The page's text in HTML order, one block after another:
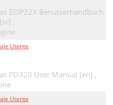
ZOP22X Benutzerhandbuch
,
Utente
PD320 User Manual [en] ,
Utente